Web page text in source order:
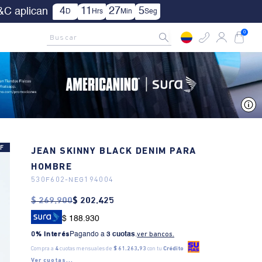
TYC.
Rastrea tu pedido aquí
Buscar 0
JEAN SKINNY BLACK DENIM PARA
HOMBRE
530F602- NEG194004
$ 269.900$ 202.425
$ 188.930
0% Interés Pagando a3 cuotas.ver bancos.
Compra a 4cuotas mensuales de $ 61.263,93 con tuCrédito